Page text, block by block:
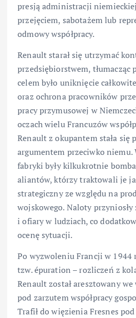
presją administracji
przejęciem, sabotażem lub
odmowy współpracy.
Renault starał się utrzymać
przedsiębiorstwem, tłumacząc
celem było uniknięcie
oraz ochrona pracowników
pracy przymusowej w
oczach wielu Francuzów
Renault z okupantem stała się
argumentem przeciwko niemu.
fabryki były kilkukrotnie
aliantów, którzy traktowali je
strategiczny ze względu na
wojskowego. Naloty
i ofiary w ludziach, co
ocenę sytuacji.
Po wyzwoleniu Francji w 1944
tzw. épuration – rozliczeń z
Renault został aresztowany
pod zarzutem współpracy
Trafił do więzienia Fresnes pod